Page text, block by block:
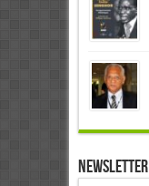
Newsletter